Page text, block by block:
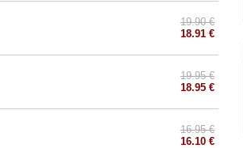
19.90 €
18.91 €
19.95 €
18.95 €
16.95 €
16.10 €